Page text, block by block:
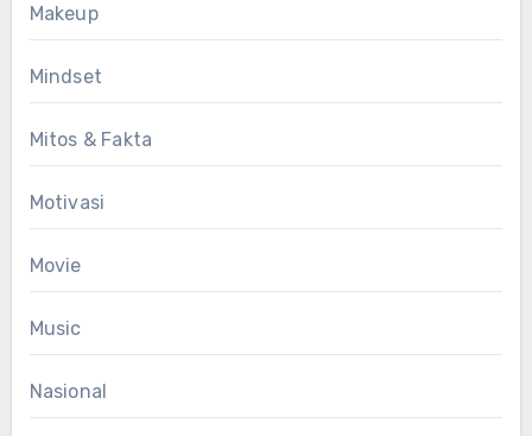
Makeup
Mindset
Mitos & Fakta
Motivasi
Movie
Music
Nasional